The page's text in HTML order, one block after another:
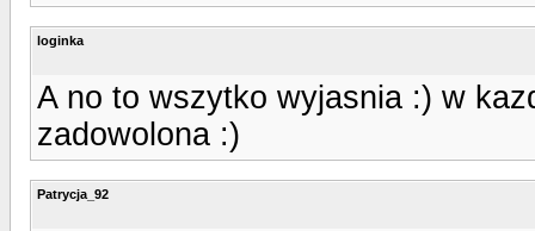
loginka
A no to wszytko wyjasnia :) w
zadowolona :)
Patrycja_92